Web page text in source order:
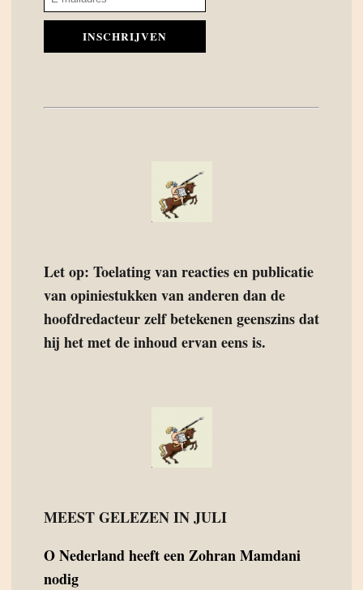
INSCHRIJVEN
Let op: Toelating van reacties en publicatie
van opiniestukken van anderen dan de
hoofdredacteur zelf betekenen geenszins dat
hij het met de inhoud ervan eens is.
MEEST GELEZEN IN JULI
ONederland heeft een Zohran Mamdani
nodig